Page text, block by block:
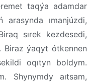
taqýa adamdar
ımanjúzdi,
sırek kezdesedi,
Biraz ýaqyt ótkennen
oqıtyn boldym.
Shynymdy aıtsam,